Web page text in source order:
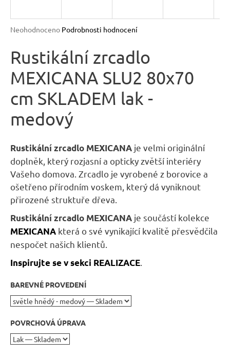
Průměrné
produktu
je
0,0
z
5
hvězdiček.
Neohodnoceno Podrobnosti hodnocení
Rustikální zrcadlo
MEXICANA SLU2 80x70
cm SKLADEM lak -
medový
Rustikální zrcadlo MEXICANA je velmi originální
doplněk, který rozjasní a opticky zvětší interiéry
Vašeho domova. Zrcadlo je vyrobené z borovice a
ošetřeno přírodním voskem, který dá vyniknout
přirozené struktuře dřeva.
Rustikální zrcadlo MEXICANA je součástí kolekce
MEXICANA která o své vynikající kvalitě přesvědčila
nespočet našich klientů.
Inspirujte se v sekci REALIZACE
BAREVNÉ PROVEDENÍ
POVRCHOVÁ ÚPRAVA
a
í
t
?
D
o
o
r
u
č
j
e
m
e